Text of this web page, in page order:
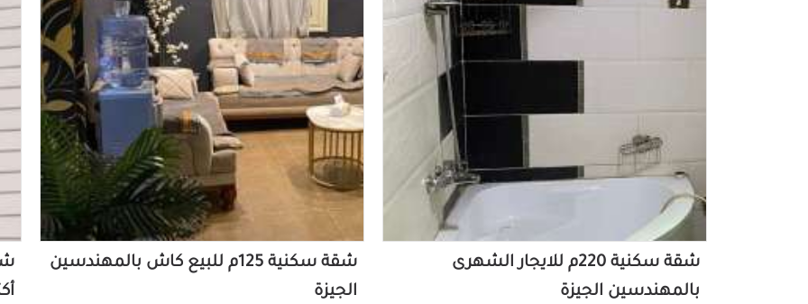
شقة سكنية 220م للايجار الشهرى
بالمهندسين الجيزة
شقة سكنية 125م للبيع كاش بالمهندسين
الجيزة